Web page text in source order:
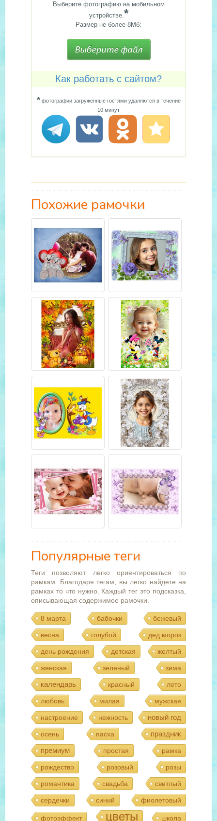
Выберите фотографию на мобильном
устройстве.*
Размер не более 8Мб:
Как работать с сайтом?
*фотографии загруженные гостями удаляются в течение
10 минут
Похожие рамочки
Популярные теги
Теги позволяют легко ориентироваться по
рамкам. Благодаря тегам, вы легко найдете на
рамках то что нужно. Каждый тег это подсказка,
описывающая содержимое рамочки.
8 марта бабочки бежевый
весна голубой дед мороз
день рождения детская желтый
женская зеленый зима
календарь красный лето
любовь милая мужская
настроение нежность новый год
осень пасха
праздник
премиум
простая рамка
рождество розовый розы
романтика свадьба светлый
сердечки синий фиолетовый
фотоэффект цветы школа